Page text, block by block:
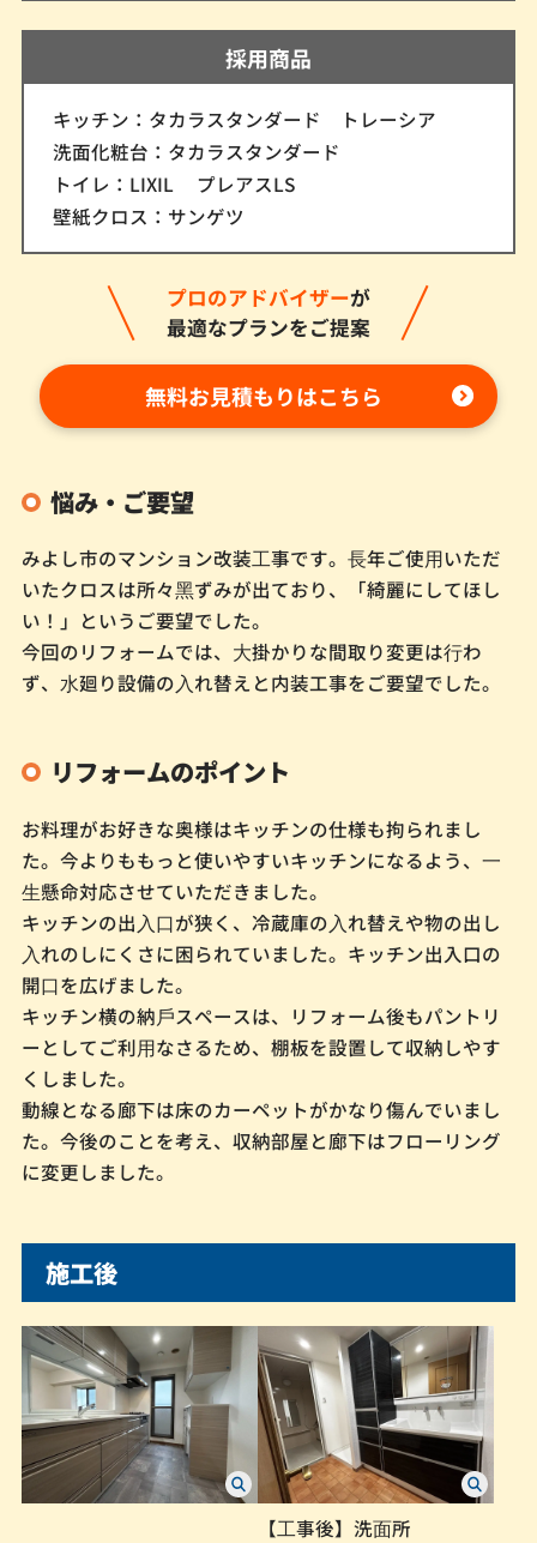
採用商品
キッチン：タカラスタンダード トレーシア
洗面化粧台：タカラスタンダード
トイレ：LIXIL プレアスLS
壁紙クロス：サンゲツ
プロのアドバイザーが
最適なプランをご提案
無料お見積もりはこちら
悩み・ご要望
みよし市のマンション改装⼯事です。⻑年ご使⽤いただ
いたクロスは所々⿊ずみが出ており、「綺麗にしてほし
い！」というご要望でした。
今回のリフォームでは、⼤掛かりな間取り変更は⾏わ
ず、⽔廻り設備の⼊れ替えと内装工事をご要望でした。
リフォームのポイント
お料理がお好きな奥様はキッチンの仕様も拘られまし
た。今よりももっと使いやすいキッチンになるよう、⼀
⽣懸命対応させていただきました。
キッチンの出⼊⼝が狭く、冷蔵庫の⼊れ替えや物の出し
⼊れのしにくさに困られていました。キッチン出入口の
開⼝を広げました。
キッチン横の納⼾スペースは、リフォーム後もパントリ
ーとしてご利⽤なさるため、棚板を設置して収納しやす
くしました。
動線となる廊下は床のカーペットがかなり傷んでいまし
た。今後のことを考え、収納部屋と廊下はフローリング
に変更しました。
施工後
【⼯事後】洗⾯所